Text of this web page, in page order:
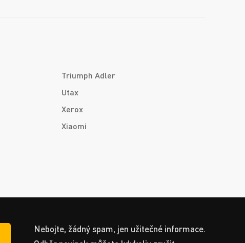
Triumph Adler
Utax
Xerox
Xiaomi
Nebojte, žádný spam, jen užitečné informace.